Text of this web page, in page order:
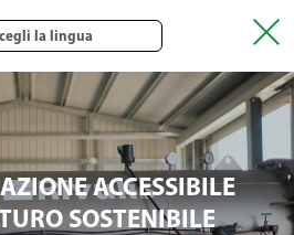
la lingua
ACCESSIBILE
SOSTENIBILE